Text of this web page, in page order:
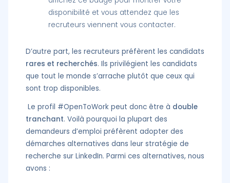
disponibilité et vous attendez que les
recruteurs viennent vous contacter.
D’autre part, les recruteurs préfèrent les candidats
rares et recherchés. Ils privilégient les candidats
que tout le monde s’arrache plutôt que ceux qui
sont trop disponibles.
Le profil #OpenToWork peut donc être à double
tranchant. Voilà pourquoi la plupart des
demandeurs d’emploi préfèrent adopter des
démarches alternatives dans leur stratégie de
recherche sur LinkedIn. Parmi ces alternatives, nous
avons :